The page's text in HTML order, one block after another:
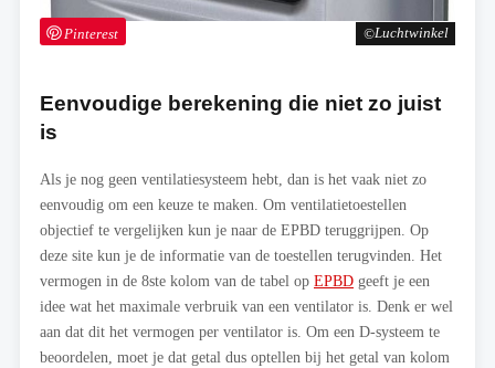
Luchtwinkel
Pinterest
Eenvoudige berekening die niet zo juist
is
Als je nog geen ventilatiesysteem hebt, dan is het vaak niet zo
eenvoudig om een keuze te maken. Om ventilatietoestellen
objectief te vergelijken kun je naar de EPBD teruggrijpen. Op
deze site kun je de informatie van de toestellen terugvinden. Het
vermogen in de 8ste kolom van de tabel op EPBD geeft je een
idee wat het maximale verbruik van een ventilator is. Denk er wel
aan dat dit het vermogen per ventilator is. Om een D-systeem te
beoordelen, moet je dat getal dus optellen bij het getal van kolom